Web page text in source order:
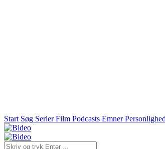
Start Søg Serier Film Podcasts Emner